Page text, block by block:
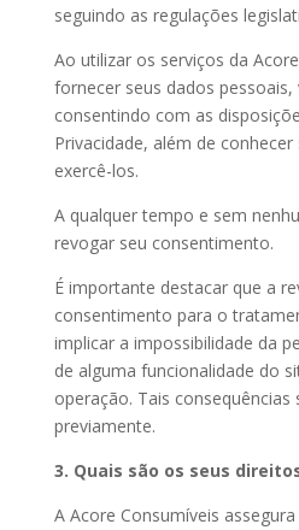
seguindo as regulações
Ao utilizar os serviços da
fornecer seus dados
consentindo com as
Privacidade, além de
exercê-los.
A qualquer tempo e sem
revogar seu consentimento.
É importante destacar que a
consentimento para o
implicar a impossibilidade da
de alguma funcionalidade do
operação. Tais
previamente.
3. Quais são os seus
A Acore Consumíveis assegura